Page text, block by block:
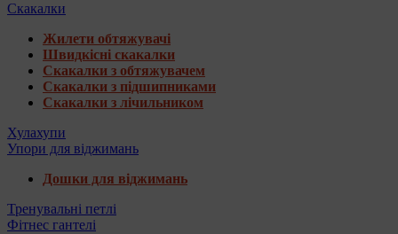
Скакалки
Жилети обтяжувачі
Швидкісні скакалки
Скакалки з обтяжувачем
Скакалки з підшипниками
Скакалки з лічильником
Хулахупи
Упори для віджимань
Дошки для віджимань
Тренувальні петлі
Фітнес гантелі